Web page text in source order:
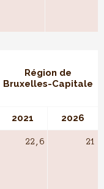
Région de
Bruxelles-Capitale
2021 2026
22,6 21